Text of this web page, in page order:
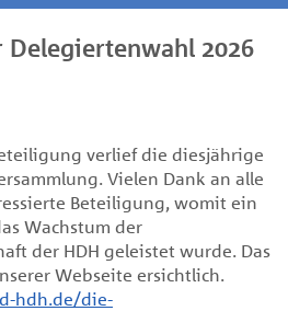
Delegiertenwahl 2026
verlief die diesjährige
Vielen Dank an alle
Beteiligung, womit ein
Wachstum der
der HDH geleistet wurde. Das
Webseite ersichtlich.
hdh.de/die-